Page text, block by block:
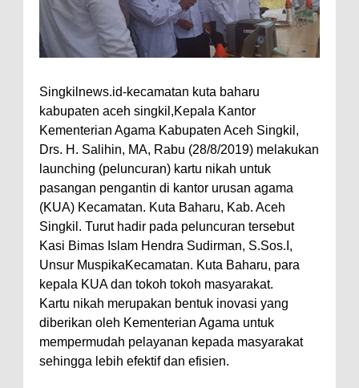
Singkilnews.id-kecamatan kuta baharu
kabupaten aceh singkil,Kepala Kantor
Kementerian Agama Kabupaten Aceh Singkil,
Drs. H. Salihin, MA, Rabu (28/8/2019) melakukan
launching (peluncuran) kartu nikah untuk
pasangan pengantin di kantor urusan agama
(KUA) Kecamatan. Kuta Baharu, Kab. Aceh
Singkil. Turut hadir pada peluncuran tersebut
Kasi Bimas Islam Hendra Sudirman, S.Sos.I,
Unsur MuspikaKecamatan. Kuta Baharu, para
kepala KUA dan tokoh tokoh masyarakat.
Kartu nikah merupakan bentuk inovasi yang
diberikan oleh Kementerian Agama untuk
mempermudah pelayanan kepada masyarakat
sehingga lebih efektif dan efisien.